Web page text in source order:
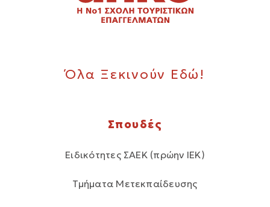
Όλα Ξεκινούν Εδώ!
Σπουδές
Ειδικότητες ΣΑΕΚ (πρώην ΙΕΚ)
Τμήματα Μετεκπαίδευσης